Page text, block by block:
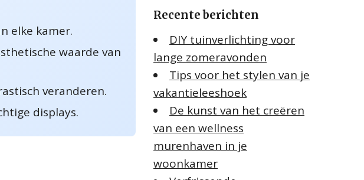
elke kamer.
waarde van
veranderen.
displays.
n
a
a
r
:
Recente berichten
DIY tuinverlichting voor
lange zomeravonden
Tips voor het stylen van je
vakantieleeshoek
De kunst van het creëren
van een wellness
murenhaven in je
woonkamer